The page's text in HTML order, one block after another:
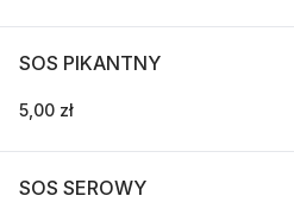
SOS PIKANTNY
5,00 zł
SOS SEROWY